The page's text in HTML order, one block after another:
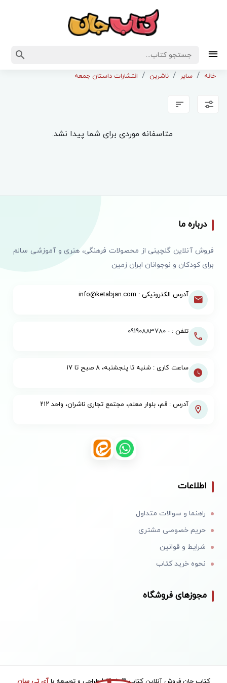
خانه سایر ناشرین انتشارات داستان جمعه
متاسفانه موردی برای شما پیدا نشد.
درباره ما
فروش آنلاین گلچینی از محصولات فرهنگی، هنری و آموزشی سالم
برای کودکان و نوجوانان ایران زمین
آدرس الکترونیکی : info@ketabjan.com
تلفن : -09190883780
ساعت کاری : شنبه تا پنجشنبه، ۸ صبح تا ۱۷
آدرس : قم، بلوار معلم، مجتمع تجاری ناشران، واحد ۲۱۲
اطلاعات
راهنما و سوالات متداول
حریم خصوصی مشتری
شرایط و قوانین
نحوه خرید کتاب
مجوزهای فروشگاه